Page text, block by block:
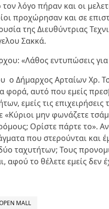
λόγο πήραν και οι
προχώρησαν και σε
της Διευθύντριας
Σακκά.
«Λάθος εντυπώσεις
ο Δήμαρχος Αρταίων Χρ.
φορά, αυτό που εμείς
εμείς τις επιχειρήσεις
μην φωνάζετε
Ορίστε πάρτε το».
που στερούνται και
ταχυτήτων; Τους
αφού το θέλετε εμείς δεν
MALL